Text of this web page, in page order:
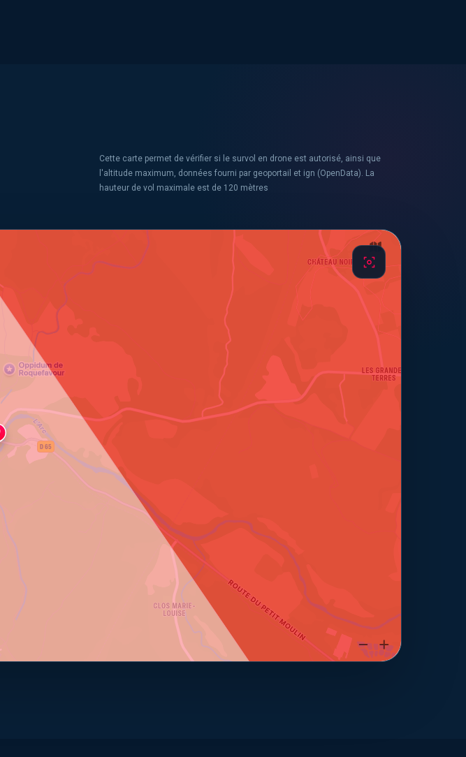
Cette carte permet de vérifier si le survol en drone est autorisé, ainsi que
l'altitude maximum, données fourni par geoportail et ign (OpenData). La
hauteur de vol maximale est de 120 mètres